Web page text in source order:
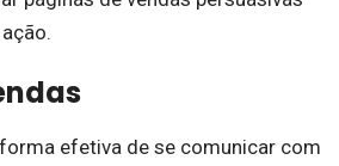
efetiva de se comunicar com